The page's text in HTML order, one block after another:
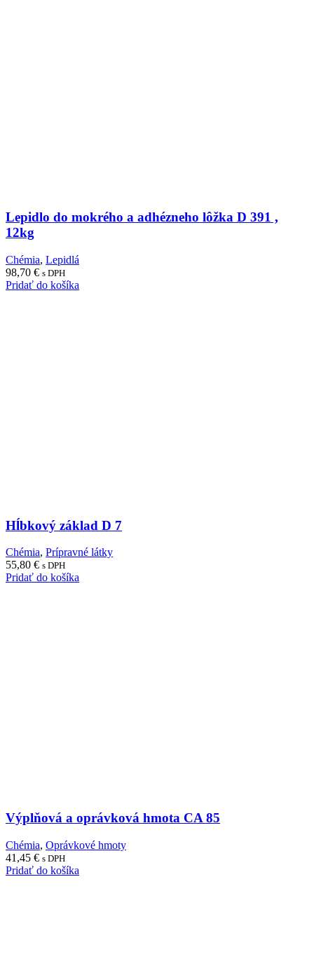
Lepidlo do mokrého a adhézneho lôžka D 391 ,
12kg
Chémia, Lepidlá
98,70 € s DPH
Pridať do košíka
Hĺbkový základ D 7
Chémia, Prípravné látky
55,80 € s DPH
Pridať do košíka
Výplňová a oprávková hmota CA 85
Chémia, Oprávkové hmoty
41,45 € s DPH
Pridať do košíka